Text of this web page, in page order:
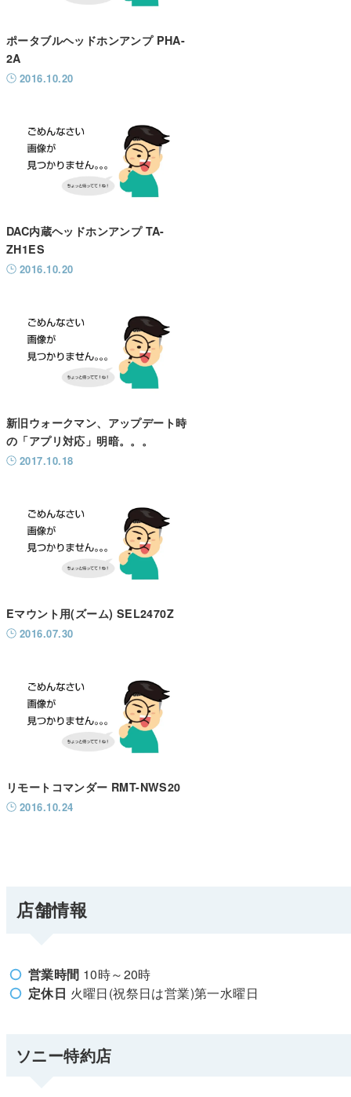
ポータブルヘッドホンアンプ PHA-
2A
2016.10.20
DAC内蔵ヘッドホンアンプ TA-
ZH1ES
2016.10.20
新旧ウォークマン、アップデート時
の「アプリ対応」明暗。。。
2017.10.18
Eマウント用(ズーム) SEL2470Z
2016.07.30
リモートコマンダー RMT-NWS20
2016.10.24
店舗情報
営業時間 10時～20時
定休日 火曜日(祝祭日は営業)第一水曜日
ソニー特約店